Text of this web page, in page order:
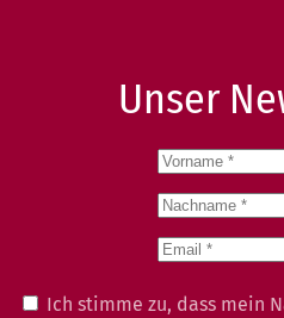
Unser
Ich stimme zu, dass mein